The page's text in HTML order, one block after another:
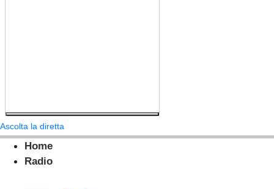
Ascolta la diretta
Home
Radio